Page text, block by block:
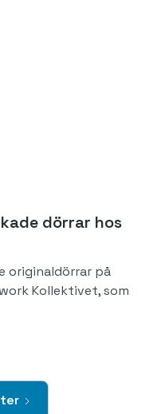
dörrar hos
originaldörrar på
Kollektivet, som